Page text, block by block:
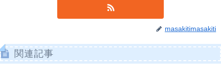
masakitimasakiti
関連記事